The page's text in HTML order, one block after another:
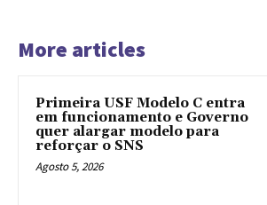
More articles
Primeira USF Modelo C entra
em funcionamento e Governo
quer alargar modelo para
reforçar o SNS
Agosto 5, 2026